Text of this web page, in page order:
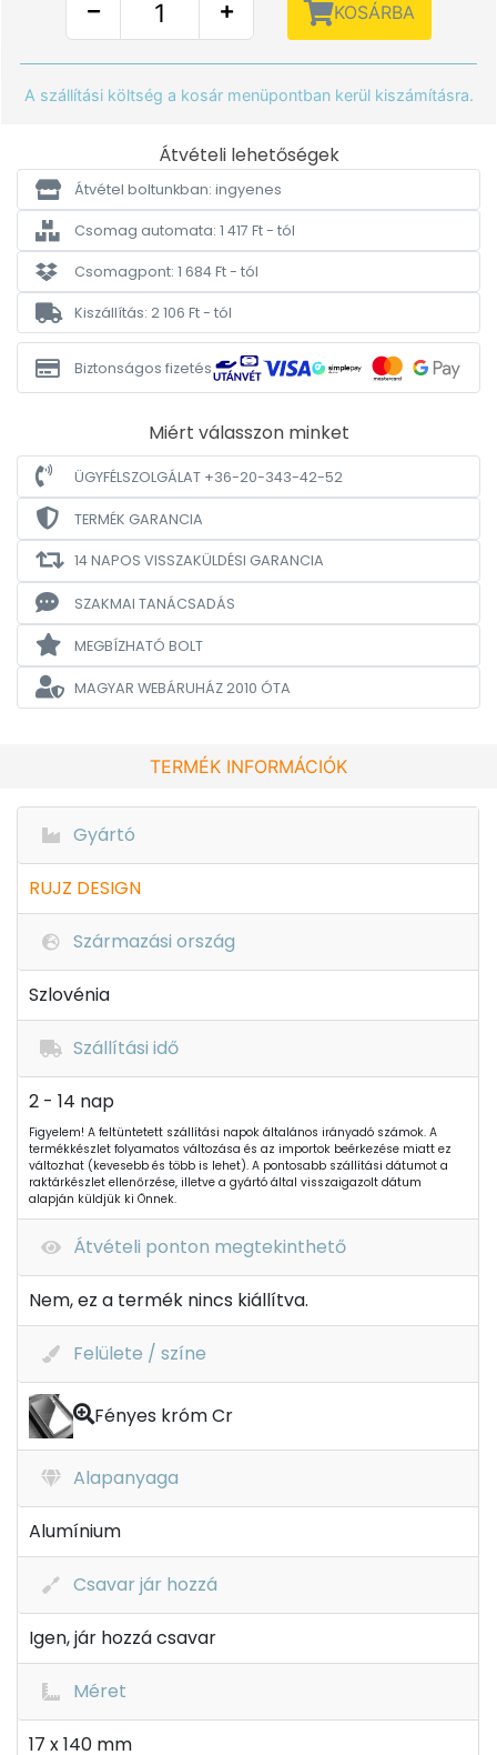
KOSÁRBA
A szállítási költség a kosár menüpontban kerül kiszámításra.
Átvételi lehetőségek
Átvétel boltunkban: ingyenes
Csomag automata: 1 417 Ft - tól
Csomagpont: 1 684 Ft - tól
Kiszállítás: 2 106 Ft - tól
Biztonságos fizetés
Miért válasszon minket
ÜGYFÉLSZOLGÁLAT +36-20-343-42-52
TERMÉK GARANCIA
14 NAPOS VISSZAKÜLDÉSI GARANCIA
SZAKMAI TANÁCSADÁS
MEGBÍZHATÓ BOLT
MAGYAR WEBÁRUHÁZ2010 ÓTA
TERMÉK INFORMÁCIÓK
Gyártó
RUJZ DESIGN
Származási ország
Szlovénia
Szállítási idő
2 - 14 nap
Figyelem! A feltüntetett szállítási napok általános irányadó számok. A
termékkészlet folyamatos változása és az importok beérkezése miatt ez
változhat (kevesebb és több is lehet). A pontosabb szállítási dátumot a
raktárkészlet ellenőrzése, illetve a gyártó által visszaigazolt dátum
alapján küldjük ki Önnek.
Átvételi ponton megtekinthető
Nem, ez a termék nincs kiállítva.
Felülete / színe
Fényes króm Cr
Alapanyaga
Alumínium
Csavar jár hozzá
Igen, jár hozzá csavar
Méret
17 x 140 mm